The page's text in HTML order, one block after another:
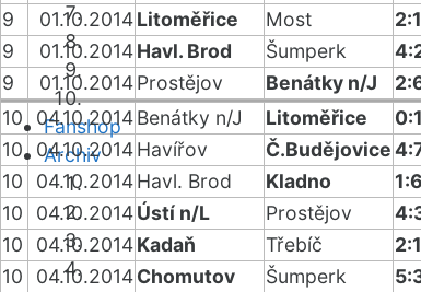
Fanshop
Archiv
9
01.10.2014Litoměřice Most
9
01.10.2014Havl. Brod Šumperk
9
01.10.2014Prostějov Benátky n/J
10
04.10.2014Benátky n/J Litoměřice
0:1
10
04.10.2014Havířov Č.Budějovice
10
04.10.2014Havl. Brod Kladno
1:6
10
04.10.2014Ústí n/L Prostějov
10
04.10.2014Kadaň Třebíč
2:1
10
04.10.2014Chomutov Šumperk